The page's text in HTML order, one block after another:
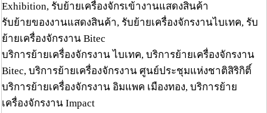
Exhibition, รับย้ายเครื่องจักรเข้างานแสดงสินค้า
รับย้ายของงานแสดงสินค้า, รับย้ายเครื่องจักรงานไบเทค, รับ
ย้ายเครื่องจักรงาน Bitec
บริการย้ายเครื่องจักรงาน ไบเทค, บริการย้ายเครื่องจักรงาน
Bitec, บริการย้ายเครื่องจักรงาน ศูนย์ประชุมแห่งชาติสิริกิติ์
บริการย้ายเครื่องจักรงาน อิมแพค เมืองทอง, บริการย้าย
เครื่องจักรงาน Impact